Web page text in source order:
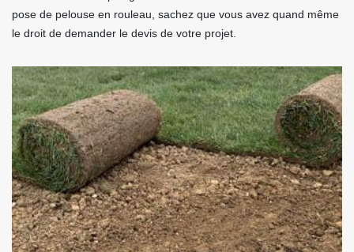
pose de pelouse en rouleau, sachez que vous avez quand même
le droit de demander le devis de votre projet.